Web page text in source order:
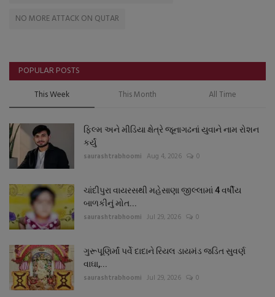
NO MORE ATTACK ON QUTAR
POPULAR POSTS
This Week This Month All Time
ફિલ્મ અને મીડિયા ક્ષેત્રે જૂનાગઢનાં યુવાને નામ રોશન
કર્યું
saurashtrabhoomi Aug 4, 2026 0
ચાંદીપુરા વાયરસથી મહેસાણા જીલ્લામાં 4 વર્ષીય
બાળકીનું મોત...
saurashtrabhoomi Jul 29, 2026 0
ગુરૂપૂણિર્માં પર્વે દાદાને રિયલ ડાયમંડ જડિત સુવર્ણ
વાઘા,...
saurashtrabhoomi Jul 29, 2026 0